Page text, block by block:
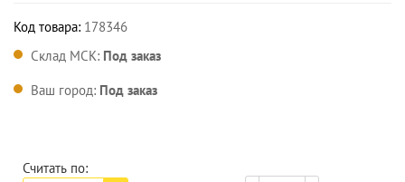
Код товара: 178346
Склад МСК: Под заказ
Ваш город: Под заказ
Считать по: